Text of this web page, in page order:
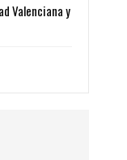
Valenciana y